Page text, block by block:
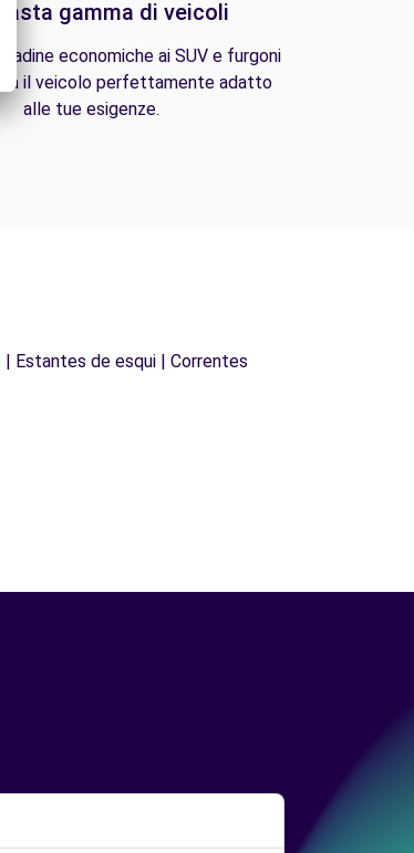
vasta gamma di veicoli
economiche ai SUV e furgoni
il veicolo perfettamente adatto
alle tue esigenze.
Estantes de esqui | Correntes